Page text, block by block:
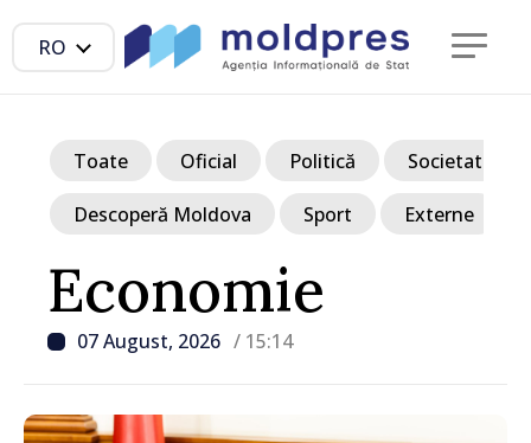
RO
Economie
07 August, 2026 / 15:14
Toate Oficial Politică Societate
Descoperă Moldova Sport Externe